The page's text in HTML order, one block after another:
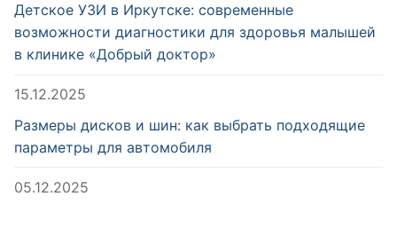
Детское УЗИ в Иркутске: современные
возможности диагностики для здоровья малышей
в клинике «Добрый доктор»
15.12.2025
Размеры дисков и шин: как выбрать подходящие
параметры для автомобиля
05.12.2025